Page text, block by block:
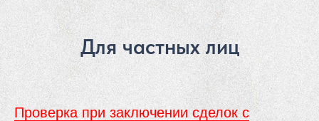
Для частных лиц
Проверка при заключении сделок с